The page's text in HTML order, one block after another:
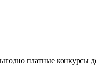
платные конкурсы